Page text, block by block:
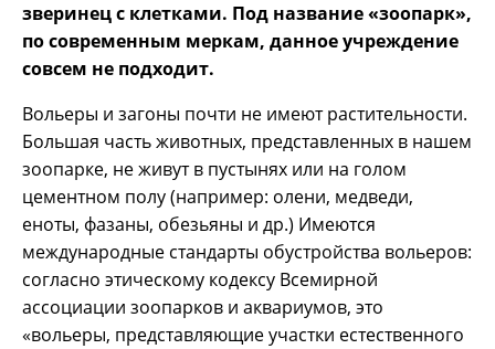
зверинец с клетками. Под название «зоопарк»,
по современным меркам, данное учреждение
совсем не подходит.
Вольеры и загоны почти не имеют растительности.
Большая часть животных, представленных в нашем
зоопарке, не живут в пустынях или на голом
цементном полу (например: олени, медведи,
еноты, фазаны, обезьяны и др.) Имеются
международные стандарты обустройства вольеров:
согласно этическому кодексу Всемирной
ассоциации зоопарков и аквариумов, это
«вольеры, представляющие участки естественного